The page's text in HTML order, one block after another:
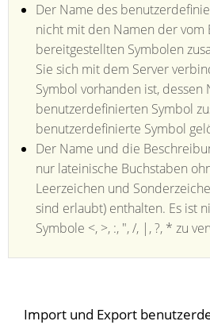
Der Name des
nicht mit den Namen der vom
bereitgestellten Symbolen
Sie sich mit dem Server
Symbol vorhanden ist, dessen
benutzerdefinierten Symbol
benutzerdefinierte Symbol
Der Name und die
nur lateinische Buchstaben
Leerzeichen und
sind erlaubt) enthalten. Es ist
Symbole <, >, :, ", /, |, ?, * zu
Import und Export